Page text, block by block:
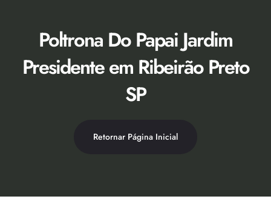
Poltrona Do Papai Jardim
Presidente em Ribeirão Preto
SP
Retornar Página Inicial